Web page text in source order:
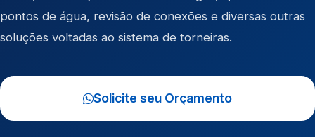
pontos de água, revisão de conexões e diversas outras
soluções voltadas ao sistema de torneiras.
Solicite seu Orçamento